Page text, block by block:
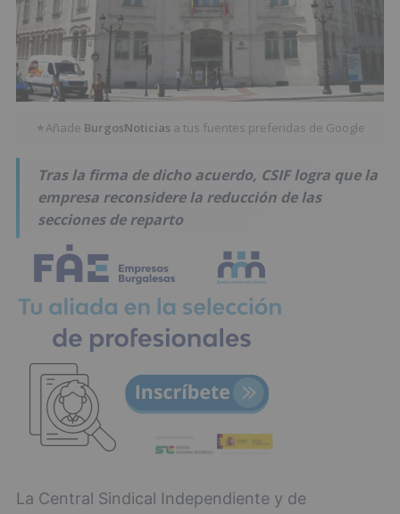
★Añade BurgosNoticias a tus fuentes preferidas de Google
Tras la firma de dicho acuerdo, CSIF logra que la
empresa reconsidere la reducción de las
secciones de reparto
La Central Sindical Independiente y de